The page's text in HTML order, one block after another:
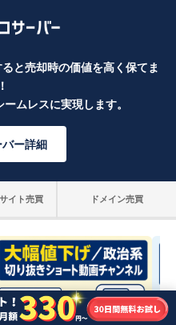
と売却時の価値を高く保てま
ムレスに実現します。
ー詳細
イト売買 ドメイン売買